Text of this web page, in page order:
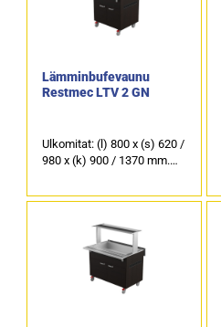
Lämminbufevaunu
Restmec LTV 2 GN
Ulkomitat: (l) 800 x (s) 620 /
980 x (k) 900 / 1370 mm.
1/1.
(kuvassa), tammi, tumma
tammi, pähkinä, pyökki,
koivu ja valkoinen.
4-kääntyvää pyörää, joista
kaksi lukittavaa.